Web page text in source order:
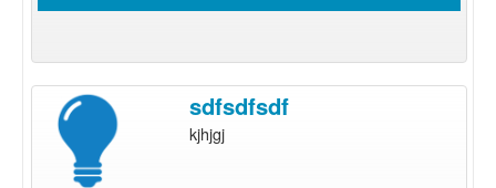
sdfsdfsdf
kjhjgj